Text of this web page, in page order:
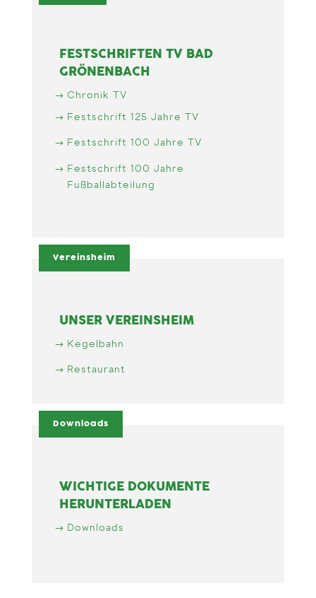
FESTSCHRIFTEN TV BAD
GRÖNENBACH
Chronik TV
Festschrift 125 Jahre TV
Festschrift 100 Jahre TV
Festschrift 100 Jahre
Fußballabteilung
Vereinsheim
UNSER VEREINSHEIM
Kegelbahn
Restaurant
Downloads
WICHTIGE DOKUMENTE
HERUNTERLADEN
Downloads